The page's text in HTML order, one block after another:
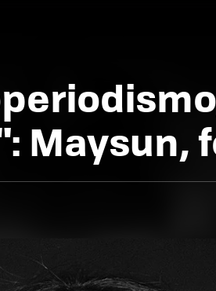
Maysun,